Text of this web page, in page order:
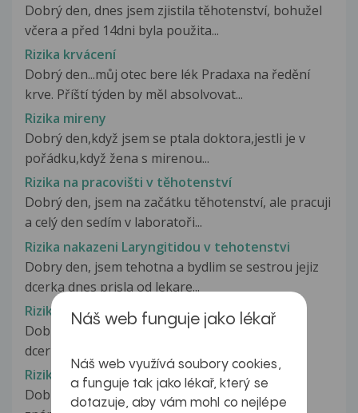
Dobrý den, dnes jsem zjistila těhotenství, bohužel
včera a před 14dni byla použita...
Rizika krvácení
Dobrý den...můj otec bere lék Pradaxa na ředění
krve. Příští týden by měl absolvovat...
Rizika mireny
Dobrý den,když jsem se ptala doktora,jestli je v
pořádku,když žena s mirenou...
Rizika na pracovišti v těhotenství
Dobrý den, jsem na začátku těhotenství, ale pracuji
a celý den sedím v laboratoři...
Rizika nakazeni Laryngitidou v tehotenstvi
Dobry den, jsem tehotna a bydlim se sestrou jejiz
dcerka dnes prisla od lekare...
Rizika nákazy dítěte
Dobrý den, pane doktore, mám téměř 2-letou
dceru, velmi "živou". Je dost náročné...
Rizika nákazy nedovařeného masa
Dobrý den, mám obavu, že jsem na návštěve u
Náš web funguje jako lékař
Náš web využívá soubory cookies,
a funguje tak jako lékař, který se
dotazuje, aby vám mohl co nejlépe